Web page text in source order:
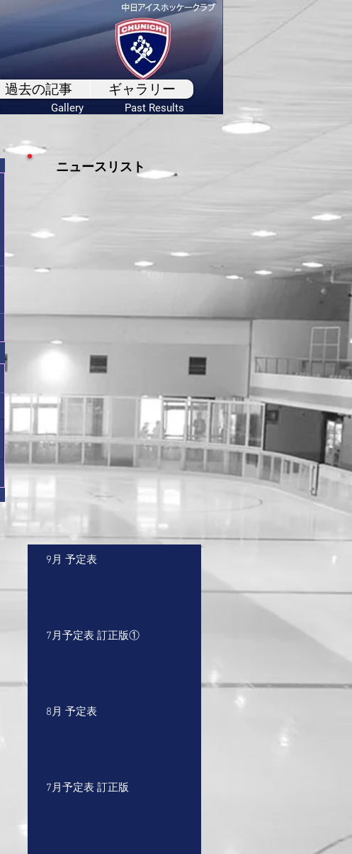
過去の記事 ギャラリー
Gallery Past Results
ニュースリスト
9月 予定表
7月予定表 訂正版①
8月 予定表
7月予定表 訂正版